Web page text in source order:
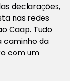
declarações,
nas redes
Caap. Tudo
caminho da
com um